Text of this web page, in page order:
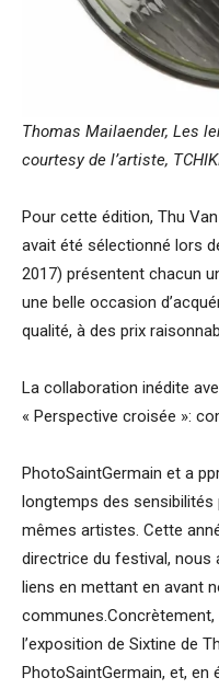
Thomas Mailaender, Les
courtesy de l’artiste,
Pour cette édition, Thu
avait été sélectionné lors
2017) présentent chacun
une belle occasion
qualité, à des prix
La collaboration inédite
« Perspective croisée »:
PhotoSaintGermain et a
longtemps des
mêmes artistes. Cette
directrice du festival, nous
liens en mettant en avant
l’exposition de Sixtine de
PhotoSaintGermain, et, en